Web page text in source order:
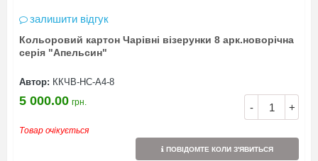
залишити відгук
Кольоровий картон Чарівні візерунки 8 арк.новорічна
серія "Апельсин"
Автор: ККЧВ-НС-А4-8
- +
5 000.00 грн.
Товар очікується
ПОВІДОМТЕ КОЛИ З'ЯВИТЬСЯ